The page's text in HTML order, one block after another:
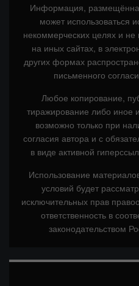
Информация,
может использоваться
некоммерческих целях и
на иных сайтах, в
других формах
письменного
Любое копирование,
тиражирование либо иное
возможно только при
согласия автора и с
в виде активной
Использование
условий будет
исключительных прав
ответственность в
законодательством